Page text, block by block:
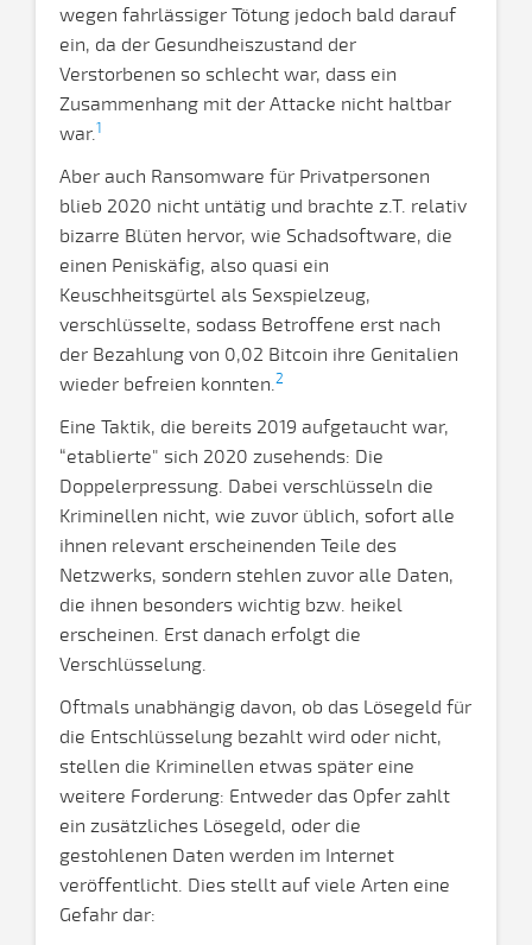
wegen fahrlässiger Tötung jedoch bald darauf
ein, da der Gesundheiszustand der
Verstorbenen so schlecht war, dass ein
Zusammenhang mit der Attacke nicht haltbar
war.1
Aber auch Ransomware für Privatpersonen
blieb 2020 nicht untätig und brachte z.T. relativ
bizarre Blüten hervor, wie Schadsoftware, die
einen Peniskäfig, also quasi ein
Keuschheitsgürtel als Sexspielzeug,
verschlüsselte, sodass Betroffene erst nach
der Bezahlung von 0,02 Bitcoin ihre Genitalien
wieder befreien konnten.2
Eine Taktik, die bereits 2019 aufgetaucht war,
“etablierte" sich 2020 zusehends: Die
Doppelerpressung. Dabei verschlüsseln die
Kriminellen nicht, wie zuvor üblich, sofort alle
ihnen relevant erscheinenden Teile des
Netzwerks, sondern stehlen zuvor alle Daten,
die ihnen besonders wichtig bzw. heikel
erscheinen. Erst danach erfolgt die
Verschlüsselung.
Oftmals unabhängig davon, ob das Lösegeld für
die Entschlüsselung bezahlt wird oder nicht,
stellen die Kriminellen etwas später eine
weitere Forderung: Entweder das Opfer zahlt
ein zusätzliches Lösegeld, oder die
gestohlenen Daten werden im Internet
veröffentlicht. Dies stellt auf viele Arten eine
Gefahr dar: